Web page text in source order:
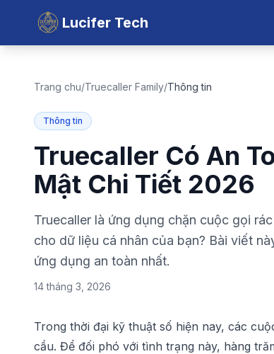
Lucifer Tech
Trang chu/Truecaller Family/Thông tin
Thông tin
Truecaller Có An
Mật Chi Tiết 2026
Truecaller là ứng dụng chặn cuộc gọi
cho dữ liệu cá nhân của bạn? Bài viết
ứng dụng an toàn nhất.
14 tháng 3, 2026
Trong thời đại kỹ thuật số hiện nay, các
cầu. Để đối phó với tình trạng này, hàng